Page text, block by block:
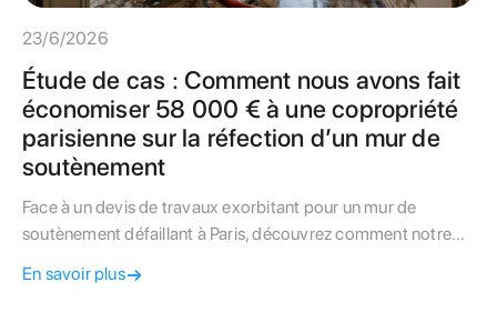
23/6/2026
Étude de cas : Comment nous avons fait
économiser 58 000 € à une copropriété
parisienne sur la réfection d’un mur de
soutènement
Face à un devis de travaux exorbitant pour un mur de
soutènement défaillant à Paris, découvrez comment notre
deux.
En savoir plus